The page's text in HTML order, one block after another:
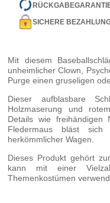
SICHERE
Mit diesem
unheimlicher Clown,
Purge einen gruseligen
Dieser aufblasbare
Holzmaserung und
Details wie freihändigen
Fledermaus bläst
herkömmlicher Wagen.
Dieses Produkt gehört
kann mit einer
Themenkostümen